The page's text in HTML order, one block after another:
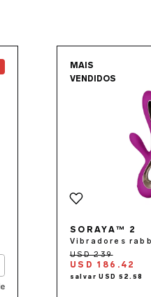
MAIS
VENDIDOS
SORAYA™ 2
Vibradores
USD 186.42